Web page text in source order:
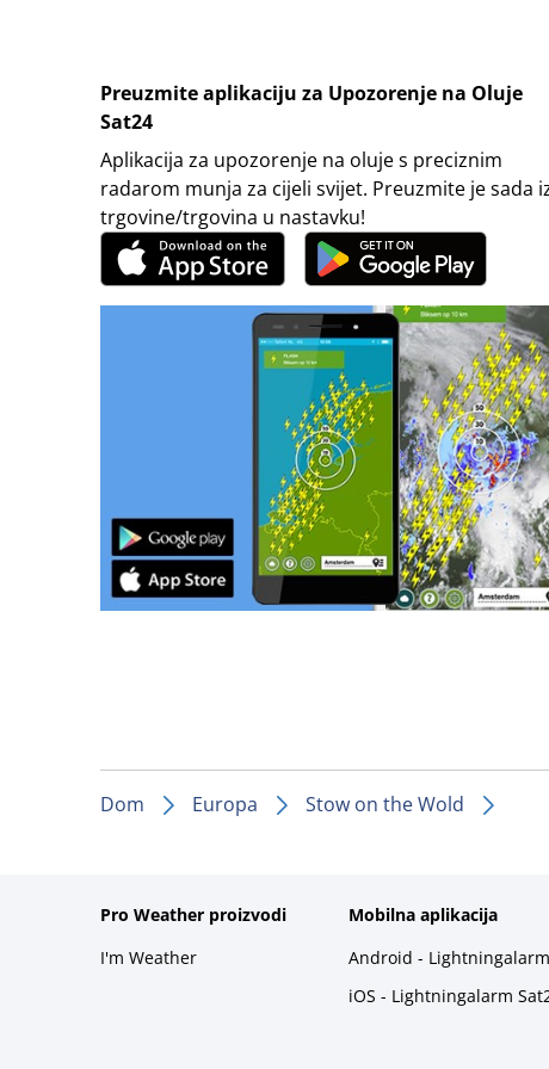
Preuzmite aplikaciju za Upozorenje na Oluje
Sat24
Aplikacija za upozorenje na oluje s preciznim
radarom munja za cijeli svijet. Preuzmite je sada
trgovine/trgovina u nastavku!
Dom Europa Stow on the Wold
Pro Weather proizvodi
I'm Weather
Mobilna aplikacija
Android -
iOS - Lightningalarm